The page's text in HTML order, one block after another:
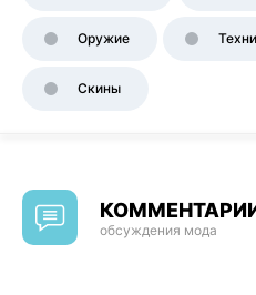
Оружие
Скины
обсуждения мода